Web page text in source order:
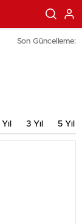
Son Güncelleme:
Yıl 3 Yıl 5 Yıl